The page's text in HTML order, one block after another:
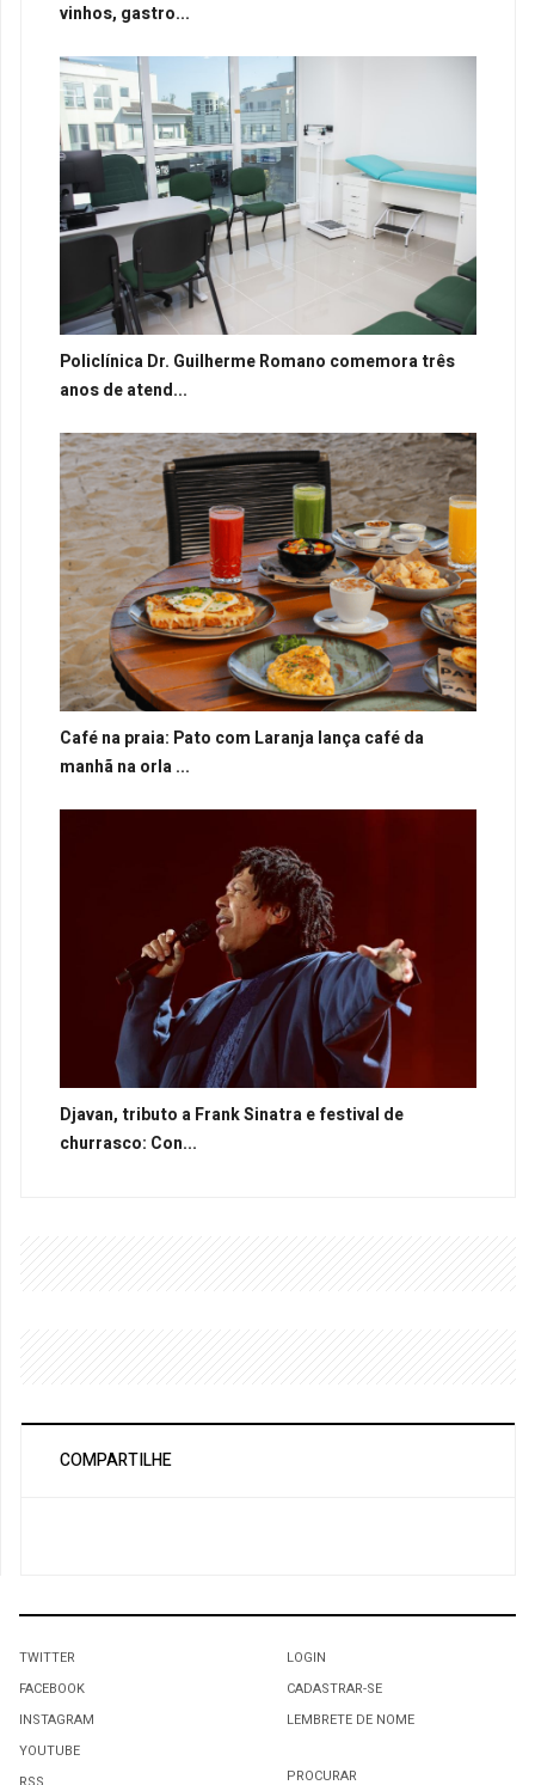
vinhos, gastro...
Policlínica Dr. Guilherme Romano comemora três
anos de atend...
Café na praia: Pato com Laranja lança café da
manhã na orla ...
Djavan, tributo a Frank Sinatra e festival de
churrasco: Con...
COMPARTILHE
TWITTER
FACEBOOK
INSTAGRAM
YOUTUBE
LOGIN
CADASTRAR-SE
LEMBRETE DE NOME
PROCURAR